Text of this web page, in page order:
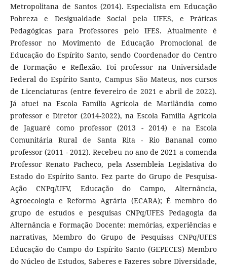
Metropolitana de Santos (2014). Especialista em Educação
Pobreza e Desigualdade Social pela UFES, e Práticas
Pedagógicas para Professores pelo IFES. Atualmente é
Professor no Movimento de Educação Promocional de
Educação do Espírito Santo, sendo Coordenador do Centro
de Formação e Reflexão. Foi professor na Universidade
Federal do Espírito Santo, Campus São Mateus, nos cursos
de Licenciaturas (entre fevereiro de 2021 e abril de 2022).
Já atuei na Escola Família Agrícola de Marilândia como
professor e Diretor (2014-2022), na Escola Família Agrícola
de Jaguaré como professor (2013 - 2014) e na Escola
Comunitária Rural de Santa Rita - Rio Bananal como
professor (2011 - 2012). Recebeu no ano de 2021 a comenda
Professor Renato Pacheco, pela Assembleia Legislativa do
Estado do Espírito Santo. Fez parte do Grupo de Pesquisa-
Ação CNPq/UFV, Educação do Campo, Alternância,
Agroecologia e Reforma Agrária (ECARA); É membro do
grupo de estudos e pesquisas CNPq/UFES Pedagogia da
Alternância e Formação Docente: memórias, experiências e
narrativas, Membro do Grupo de Pesquisas CNPq/UFES
Educação do Campo do Espírito Santo (GEPECES) Membro
do Núcleo de Estudos, Saberes e Fazeres sobre Diversidade,